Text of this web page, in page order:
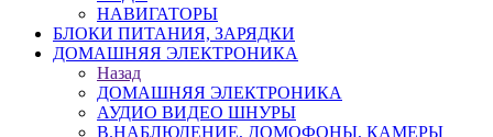
НАВИГАТОРЫ
БЛОКИ ПИТАНИЯ, ЗАРЯДКИ
ДОМАШНЯЯ ЭЛЕКТРОНИКА
Назад
ДОМАШНЯЯ ЭЛЕКТРОНИКА
АУДИО ВИДЕО ШНУРЫ
В.НАБЛЮДЕНИЕ, ДОМОФОНЫ, КАМЕРЫ